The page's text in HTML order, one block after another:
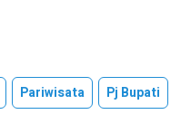
Pariwisata
Pj Bupati